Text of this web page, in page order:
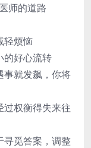
师的道路
轻烦恼
的好心流转
事就发飙，你将
过权衡得失来往
寻觅答案，调整